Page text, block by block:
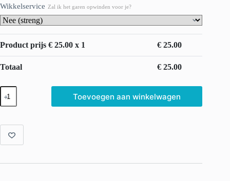
Wikkelservice Zal ik het garen opwinden voor je?
Product prijs € 25.00 x 1 € 25.00
Totaal € 25.00
Fluff
lace
garen
neon
speckles
aantal
Toevoegen aan winkelwagen